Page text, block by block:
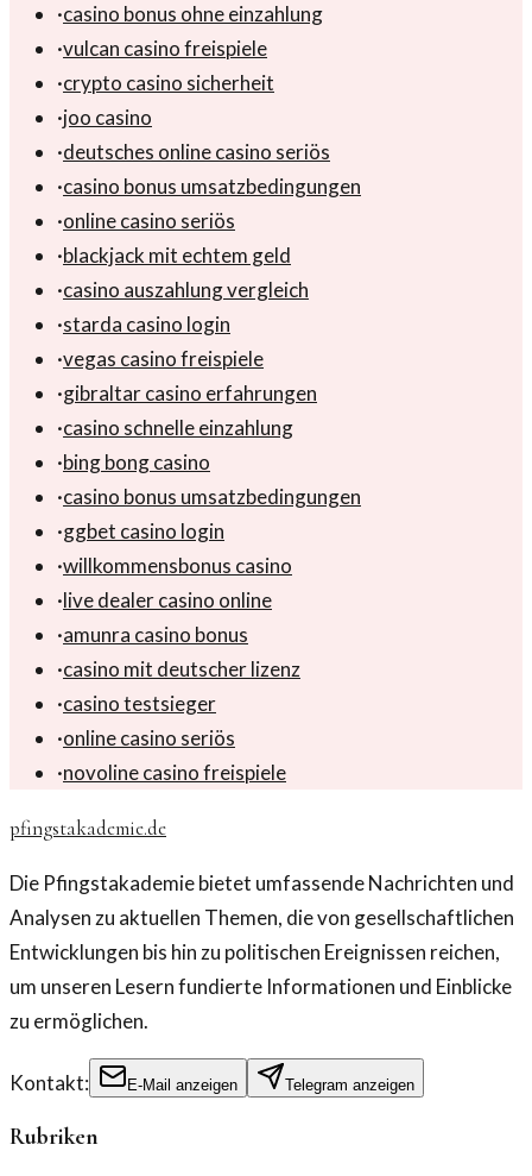
·casino bonus ohne einzahlung
·vulcan casino freispiele
·crypto casino sicherheit
·joo casino
·deutsches online casino seriös
·casino bonus umsatzbedingungen
·online casino seriös
·blackjack mit echtem geld
·casino auszahlung vergleich
·starda casino login
·vegas casino freispiele
·gibraltar casino erfahrungen
·casino schnelle einzahlung
·bing bong casino
·casino bonus umsatzbedingungen
·ggbet casino login
·willkommensbonus casino
·live dealer casino online
·amunra casino bonus
·casino mit deutscher lizenz
·casino testsieger
·online casino seriös
·novoline casino freispiele
pfingstakademie.de
Die Pfingstakademie bietet umfassende Nachrichten und
Analysen zu aktuellen Themen, die von gesellschaftlichen
Entwicklungen bis hin zu politischen Ereignissen reichen,
um unseren Lesern fundierte Informationen und Einblicke
zu ermöglichen.
Kontakt: E-Mail anzeigen Telegram anzeigen
Rubriken